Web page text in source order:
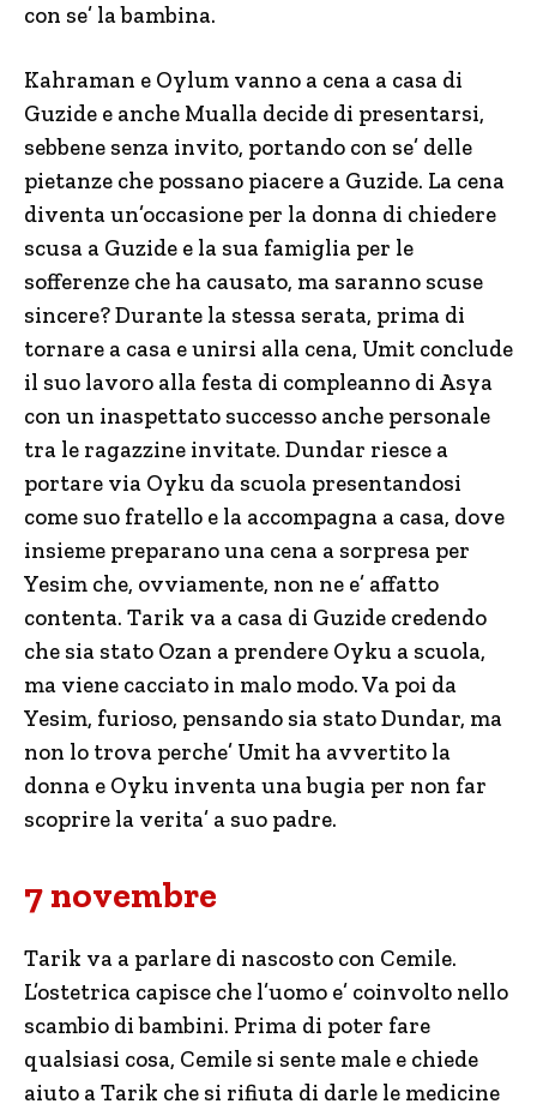
con se’ la bambina.
Kahraman e Oylum vanno a cena a casa di
Guzide e anche Mualla decide di presentarsi,
sebbene senza invito, portando con se’ delle
pietanze che possano piacere a Guzide. La cena
diventa un’occasione per la donna di chiedere
scusa a Guzide e la sua famiglia per le
sofferenze che ha causato, ma saranno scuse
sincere? Durante la stessa serata, prima di
tornare a casa e unirsi alla cena, Umit conclude
il suo lavoro alla festa di compleanno di Asya
con un inaspettato successo anche personale
tra le ragazzine invitate. Dundar riesce a
portare via Oyku da scuola presentandosi
come suo fratello e la accompagna a casa, dove
insieme preparano una cena a sorpresa per
Yesim che, ovviamente, non ne e’ affatto
contenta. Tarik va a casa di Guzide credendo
che sia stato Ozan a prendere Oyku a scuola,
ma viene cacciato in malo modo. Va poi da
Yesim, furioso, pensando sia stato Dundar, ma
non lo trova perche’ Umit ha avvertito la
donna e Oyku inventa una bugia per non far
scoprire la verita’ a suo padre.
7 novembre
Tarik va a parlare di nascosto con Cemile.
L’ostetrica capisce che l’uomo e’ coinvolto nello
scambio di bambini. Prima di poter fare
qualsiasi cosa, Cemile si sente male e chiede
aiuto a Tarik che si rifiuta di darle le medicine